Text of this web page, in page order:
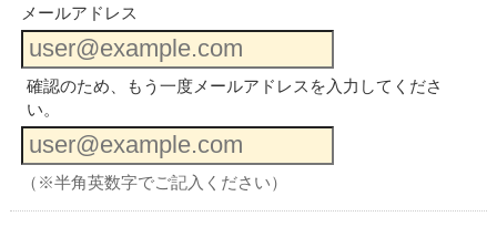
メールアドレス
確認のため、もう一度メールアドレスを入力してくださ
い。
（※半角英数字でご記入ください）